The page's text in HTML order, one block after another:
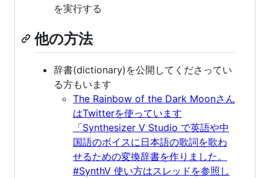
を実行する
他の方法
辞書(dictionary)を公開してくださってい
る方もいます
The Rainbow of the Dark Moonさん
はTwitterを使っています
「Synthesizer V Studio で英語や中
国語のボイスに日本語の歌詞を歌わ
せるための変換辞書を作りました。
#SynthV 使い方はスレッドを参照し